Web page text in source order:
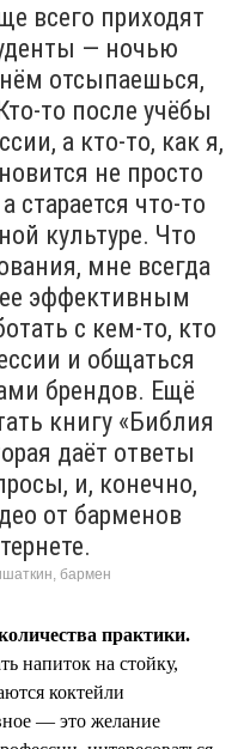
всего приходят
— ночью
отсыпаешься,
то после учёбы
а кто-то, как я,
не просто
старается что-то
культуре. Что
мне всегда
эффективным
с кем-то, кто
и общаться
брендов. Ещё
книгу «Библия
даёт ответы
и, конечно,
от барменов
бармен
практики.
напиток на стойку,
коктейли
— это желание